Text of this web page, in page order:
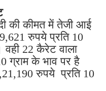
की कीमत में तेजी आई
रुपये प्रति 10
22 कैरेट वाला
ग्राम के भाव पर है
रुपये प्रति 10